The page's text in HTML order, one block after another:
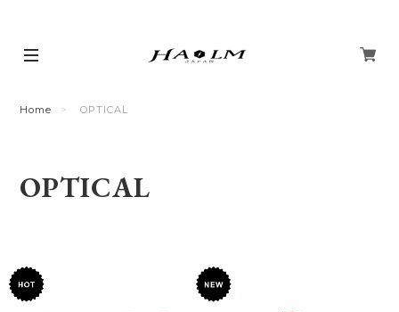
Home OPTICAL
OPTICAL